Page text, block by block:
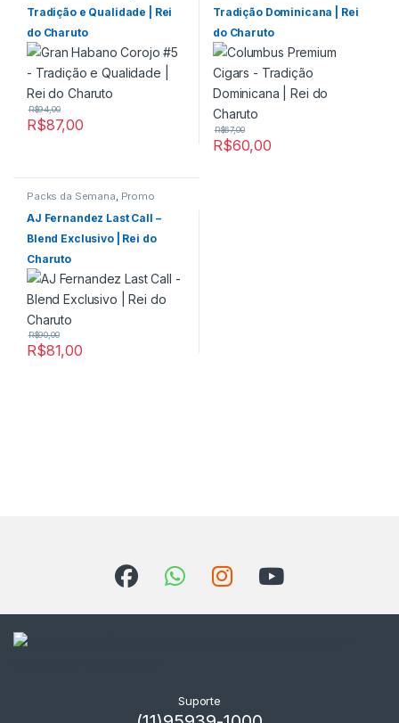
Tradição e Qualidade | Rei
do Charuto
R$87,00
R$94,00
Tradição Dominicana | Rei
do Charuto
R$60,00
R$67,00
Packs da Semana, Promo
AJ Fernandez Last Call –
Blend Exclusivo | Rei do
Charuto
R$81,00
R$90,00
Suporte